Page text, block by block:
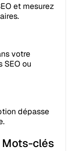
et mesurez
votre
SEO ou
dépasse
Mots-clés